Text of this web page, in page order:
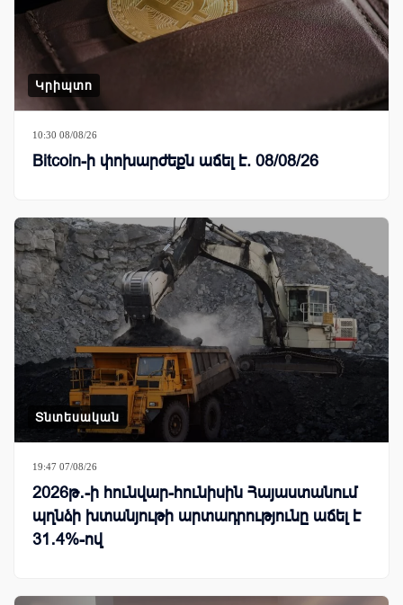
Կրիպտո
10:30 08/08/26
Bitcoin-ի փոխարժեքն աճել է. 08/08/26
Տնտեսական
19:47 07/08/26
2026թ․-ի հունվար-հունիսին Հայաստանում
պղնձի խտանյութի արտադրությունը աճել է
31․4%-ով